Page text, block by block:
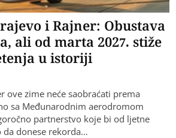
i Rajner: Obustava
ali od marta 2027. stiže
u istoriji
ove zime neće saobraćati prema
sa Međunarodnim aerodromom
partnerstvo koje bi od ljetne
da donese rekorda…